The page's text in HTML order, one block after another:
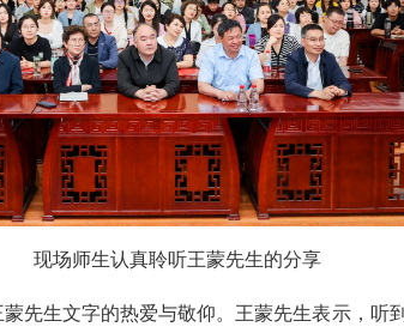
现场师生认真聆听王蒙先生的分享
先生文字的热爱与敬仰。王蒙先生表示，听